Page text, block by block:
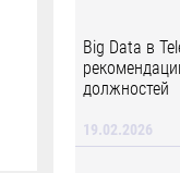
Big Data в
должностей
19.02.2026